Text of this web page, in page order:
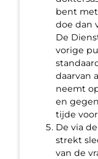
bent
doe dan
De
vorige
daarvan
neemt
en
tijde
De via
strekt
van de